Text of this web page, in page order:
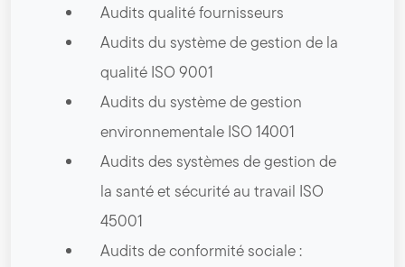
Audits qualité fournisseurs
Audits du système de gestion de la
qualité ISO 9001
Audits du système de gestion
environnementale ISO 14001
Audits des systèmes de gestion de
la santé et sécurité au travail ISO
45001
Audits de conformité sociale :